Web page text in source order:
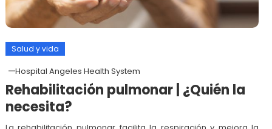
Salud y vida
Hospital Angeles Health System
Rehabilitación pulmonar | ¿Quién la
necesita?